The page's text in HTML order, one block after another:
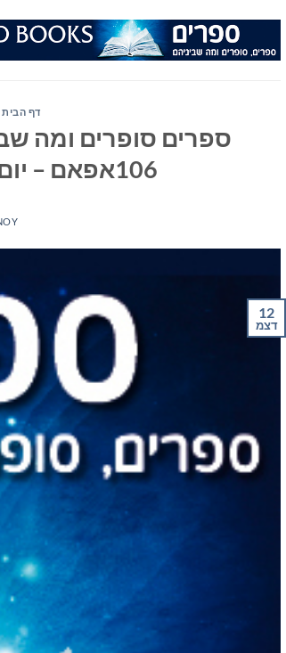
דף
ספרים סופרים ומה
106אפאם – יום רביעי ה- 12 בדצמבר 2018
12
דצמ